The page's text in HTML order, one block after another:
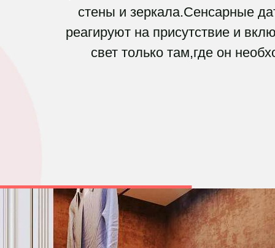
стены и зеркала.Сенсарные
реагируют на присутствие и
свет только там,где он